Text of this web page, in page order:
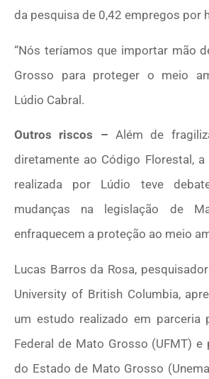
da pesquisa de 0,42 empregos por
“Nós teríamos que importar mão
Grosso para proteger o meio
Lúdio Cabral.
Outros riscos – Além de
diretamente ao Código Florestal, a
realizada por Lúdio teve
mudanças na legislação de
enfraquecem a proteção ao meio
Lucas Barros da Rosa,
University of British Columbia,
um estudo realizado em parceria
Federal de Mato Grosso (UFMT) e
do Estado de Mato Grosso